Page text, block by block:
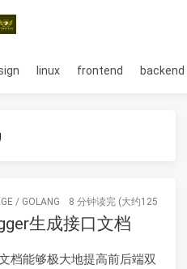
linux frontend backend
/ GOLANG 8 分钟读完 (大约1251个字)
生成接口文档
档能够极大地提高前后端双